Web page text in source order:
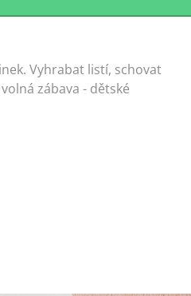
Vyhrabat listí, schovat
zábava - dětské